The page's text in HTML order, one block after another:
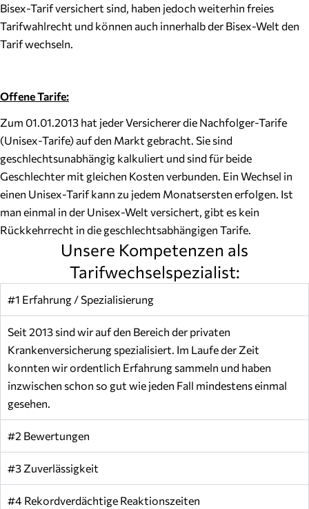
Bisex-Tarif versichert sind, haben jedoch weiterhin freies
Tarifwahlrecht und können auch innerhalb der Bisex-Welt den
Tarif wechseln.
Offene Tarife:
Zum 01.01.2013 hat jeder Versicherer die Nachfolger-Tarife
(Unisex-Tarife) auf den Markt gebracht. Sie sind
geschlechtsunabhängig kalkuliert und sind für beide
Geschlechter mit gleichen Kosten verbunden. Ein Wechsel in
einen Unisex-Tarif kann zu jedem Monatsersten erfolgen. Ist
man einmal in der Unisex-Welt versichert, gibt es kein
Rückkehrrecht in die geschlechtsabhängigen Tarife.
Unsere Kompetenzen als
Tarifwechselspezialist:
#1 Erfahrung / Spezialisierung
Seit 2013 sind wir auf den Bereich der privaten
Krankenversicherung spezialisiert. Im Laufe der Zeit
konnten wir ordentlich Erfahrung sammeln und haben
inzwischen schon so gut wie jeden Fall mindestens einmal
gesehen.
#2 Bewertungen
#3 Zuverlässigkeit
#4 Rekordverdächtige Reaktionszeiten